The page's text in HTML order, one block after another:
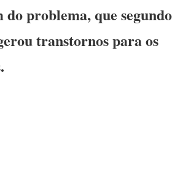
problema, que segundo
transtornos para os